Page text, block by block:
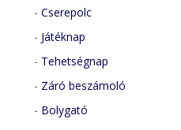
-Cserepolc
- Játéknap
- Tehetségnap
- Záró beszámoló
- Bolygató